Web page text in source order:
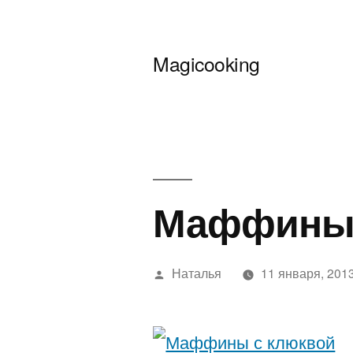
Magicooking
Маффины
Написано
Наталья 11 января,